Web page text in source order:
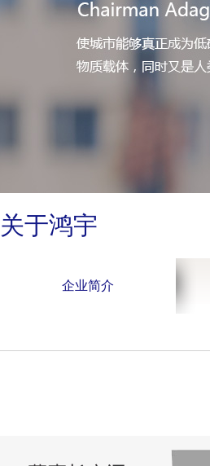
关于鸿宇
企业简介